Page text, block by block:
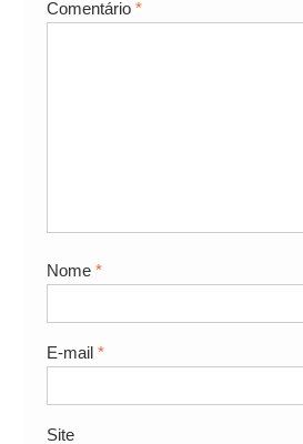
Comentário *
Nome *
E-mail *
Site